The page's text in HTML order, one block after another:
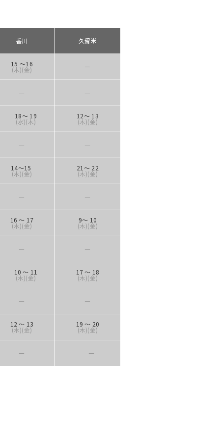
香川 久留米
15 ～16
(木)(金) ー
― ―
18～ 19
(水)(木)
12～ 13
(木)(金)
― ―
14～15
(木)(金)
21～ 22
(木)(金)
― ―
16 ～ 17
(木)(金)
9～ 10
(木)(金)
― ―
10 ～ 11
(木)(金)
17 ～ 18
(木)(金)
― ―
12 ～ 13
(木)(金)
19 ～ 20
(木)(金)
― ―